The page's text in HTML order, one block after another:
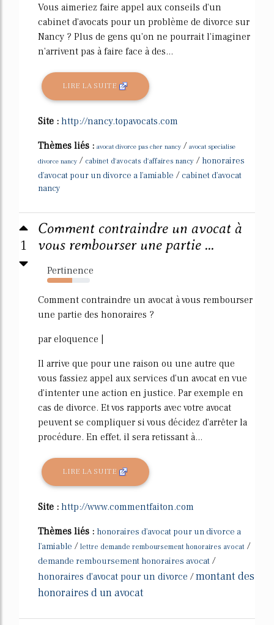
Vous aimeriez faire appel aux conseils d'un
cabinet d'avocats pour un problème de divorce sur
Nancy ? Plus de gens qu'on ne pourrait l'imaginer
n'arrivent pas à faire face à des...
LIRE LA SUITE
Site : http://nancy.topavocats.com
Thèmes liés : avocat divorce pas cher nancy / avocat specialise
divorce nancy / cabinet d'avocats d'affaires nancy / honoraires
d'avocat pour un divorce a l'amiable / cabinet d'avocat
nancy
1
Comment contraindre un avocat à
vous rembourser une partie ...
Pertinence
59%
Comment contraindre un avocat à vous rembourser
une partie des honoraires ?
par eloquence |
Il arrive que pour une raison ou une autre que
vous fassiez appel aux services d'un avocat en vue
d'intenter une action en justice. Par exemple en
cas de divorce. Et vos rapports avec votre avocat
peuvent se compliquer si vous décidez d'arrêter la
procédure. En effet, il sera retissant à...
LIRE LA SUITE
Site : http://www.commentfaiton.com
Thèmes liés : honoraires d'avocat pour un divorce a
l'amiable / lettre demande remboursement honoraires avocat /
demande remboursement honoraires avocat /
honoraires d'avocat pour un divorce /montant des
honoraires d un avocat